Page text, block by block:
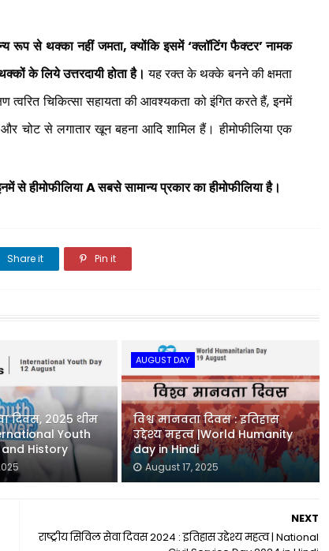
रूप से थक्का नहीं जमता,क्योंकि इसमें‘क्लॉटिंग फैक्टर’नामक
के लिये उत्तरदायी होता है।यह रक्त के थक्के बनने की क्षमता
चिकित्सा सहायता की आवश्यकता को इंगित करते हैं,इनमें
चोट से लगातार खून बहना आदि शामिल हैं। हीमोफीलिया एक
से हीमोफीलियाAसबसे सामान्य प्रकार का हीमोफीलिया है।
Share it Pin it
दिवस, 2025 थीम
Youth
History
AUGUST DAY
विश्व मानवता दिवस : इतिहास
उद्देश्य महत्व |World Humanity
day in Hindi
August 17, 2025
NEXT
राष्ट्रीय सिविल सेवा दिवस 2024 : इतिहास उद्देश्य महत्व | National